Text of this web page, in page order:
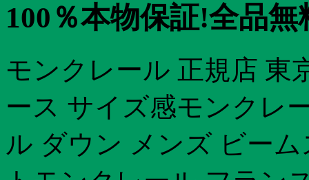
100％本物保証!全品無
モンクレール 正規店 東
ース サイズ感モンクレ
ル ダウン メンズ ビー